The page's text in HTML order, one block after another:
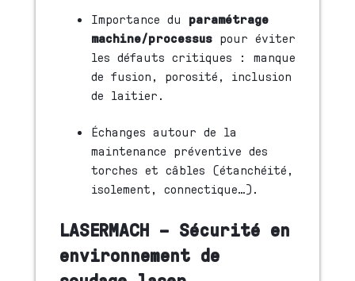
Importance du paramétrage
machine/processuspour éviter
les défauts critiques : manque
de fusion, porosité, inclusion
de laitier.
Échanges autour de la
maintenance préventive des
torches et câbles (étanchéité,
isolement, connectique…).
LASERMACH – Sécurité en
environnement de